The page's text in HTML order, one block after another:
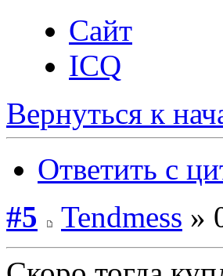
Сайт
ICQ
Вернуться к
Ответить с
#5
Tendmess »